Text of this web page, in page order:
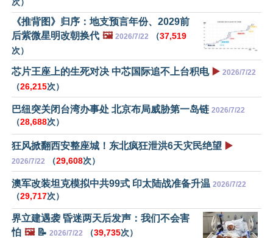
《推背图》归序：地支预言年份、2029前
后紫微星明改朝换代 🖼️ 2026/7/22 （37,519
次）
芯片王座上的生死对决 中芯国际追不上台积电 ▶️ 2026/7/22
（26,215次）
巴纽突关闭台湾办事处 北京布局威胁第一岛链 2026/7/22
（28,688次）
狂风掀翻西安整座城！东北疯狂泄洪6天灾民绝望 ▶️
2026/7/22 （29,608次）
澳军改装坦克模拟中共99式 印太陆战准备升温 2026/7/22
（29,717次）
界立建遇袭 昏迷两天后发声：我们不会害
怕 🖼️📝 2026/7/22 （39,735次）